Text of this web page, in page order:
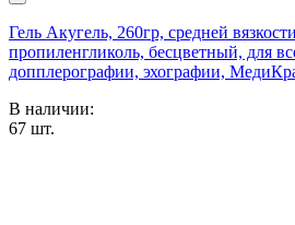
Гель Акугель, 260гр, средней
пропиленгликоль, бесцветный, для
допплерографии, эхографии,
В наличии:
67 шт.